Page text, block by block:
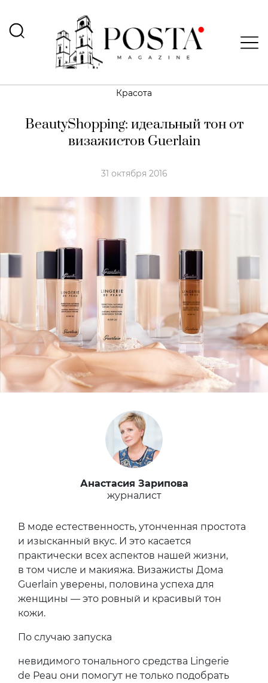
Красота
BeautyShopping: идеальный тон от
визажистов Guerlain
31 октября 2016
Анастасия Зарипова
журналист
В моде естественность, утонченная простота
и изысканный вкус. И это касается
практически всех аспектов нашей жизни,
в том числе и макияжа. Визажисты Дома
Guerlain уверены, половина успеха для
женщины — это ровный и красивый тон
кожи.
По случаю запуска
невидимого тонального средства Lingerie
de Peau они помогут не только подобрать